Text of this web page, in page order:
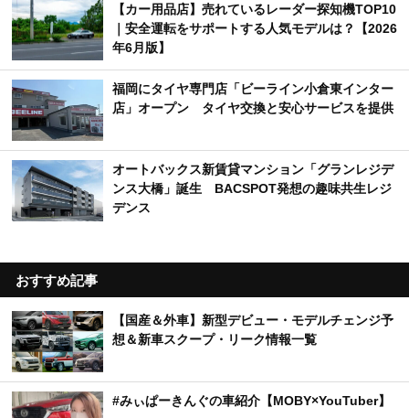
【カー用品店】売れているレーダー探知機TOP10
｜安全運転をサポートする人気モデルは？【2026
年6月版】
福岡にタイヤ専門店「ビーライン小倉東インター
店」オープン タイヤ交換と安心サービスを提供
オートバックス新賃貸マンション「グランレジデ
ンス大橋」誕生 BACSPOT発想の趣味共生レジ
デンス
おすすめ記事
【国産＆外車】新型デビュー・モデルチェンジ予
想＆新車スクープ・リーク情報一覧
#みぃぱーきんぐの車紹介【MOBY×YouTuber】